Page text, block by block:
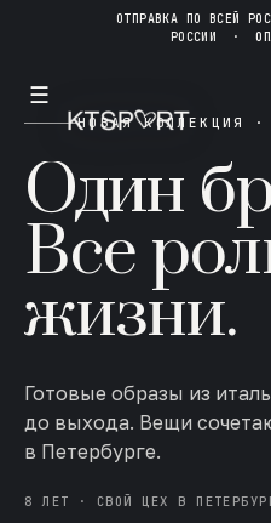
ОТПРАВКА ПО ВСЕЙ
РОССИИ ·
☰
НОВАЯ КОЛЛЕКЦИЯ ·
Один
Все
жизни.
Готовые образы из
до выхода. Вещи
в Петербурге.
8 ЛЕТ · СВОЙ ЦЕХ В